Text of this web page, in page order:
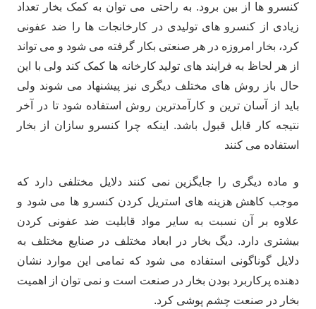
کنسرو ها از بین برود. به راحتی می توان به کمک بخار تعداد
زیادی از کنسرو های تولیدی در کارخانجات ها را ضد عفونی
کرد، بخار امروزه در هر صنعتی بکار گرفته می شود و می تواند
از هر لحاظ به فرایند های تولید کارخانه ها کمک کند ولی با این
حال باز روش های مختلف دیگری نیز پیشنهاد می شوند ولی
باید از آسان ترین و کارآمدترین روش استفاده شود تا در آخر
نتیجه کار قابل قبول باشد. اینکه چرا کنسرو سازان از بخار
استفاده می کنند
و ماده دیگری را جایگزین نمی کنند دلایل مختلفی دارد که
موجب کاهش هزینه های استریل کردن کنسرو ها می شود و
علاوه بر آن نسبت به سایر مواد قابلیت ضد عفونی کردن
بیشتری دارد. دیگ بخار در ابعاد مختلف در صنایع مختلف به
دلایل گوناگونی استفاده می شود که تمامی این موارد نشان
دهنده پرکاربرد بودن بخار در صنعت است و نمی توان از اهمیت
بخار در صنعت چشم پوشی کرد.